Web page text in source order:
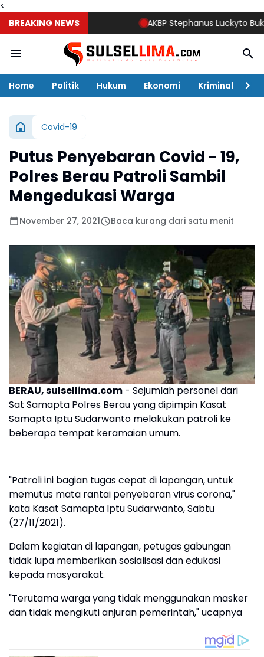
<
BREAKING NEWS
AKBP Stephanus Luckyto Buka
Home Politik Hukum Ekonomi Kriminal
Covid-19
Putus Penyebaran Covid - 19,
Polres Berau Patroli Sambil
Mengedukasi Warga
November 27, 2021 Baca kurang dari satu menit
BERAU, sulsellima.com - Sejumlah personel dari
Sat Samapta Polres Berau yang dipimpin Kasat
Samapta Iptu Sudarwanto melakukan patroli ke
beberapa tempat keramaian umum.
"Patroli ini bagian tugas cepat di lapangan, untuk
memutus mata rantai penyebaran virus corona,"
kata Kasat Samapta Iptu Sudarwanto, Sabtu
(27/11/2021).
Dalam kegiatan di lapangan, petugas gabungan
tidak lupa memberikan sosialisasi dan edukasi
kepada masyarakat.
"Terutama warga yang tidak menggunakan masker
dan tidak mengikuti anjuran pemerintah," ucapnya